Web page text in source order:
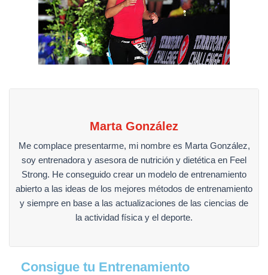
Marta González
Me complace presentarme, mi nombre es Marta González,
soy entrenadora y asesora de nutrición y dietética en Feel
Strong. He conseguido crear un modelo de entrenamiento
abierto a las ideas de los mejores métodos de entrenamiento
y siempre en base a las actualizaciones de las ciencias de
la actividad física y el deporte.
Consigue tu Entrenamiento